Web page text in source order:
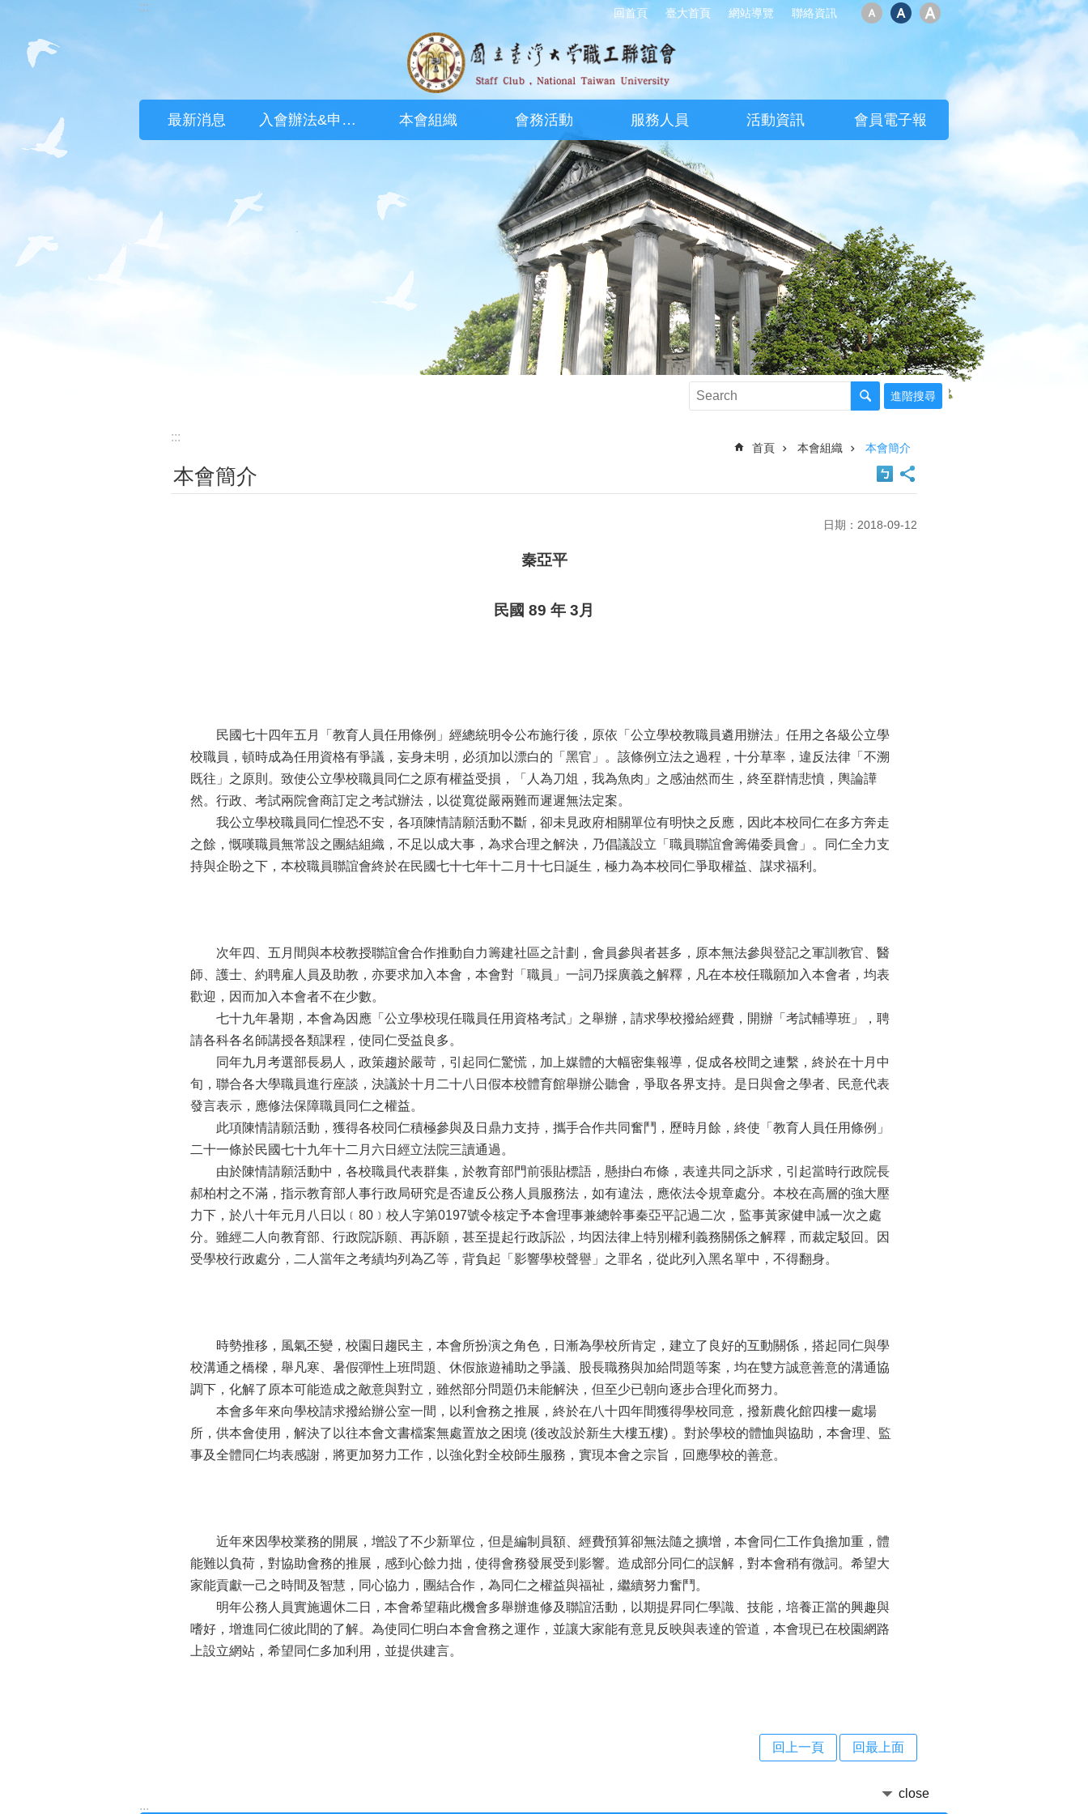
::: 回首頁 臺大首頁 網站導覽 聯絡資訊
最新消息 入會辦法&申請入會 本會組織 會務活動 服務人員 活動資訊 會員電子報
進階搜尋
:::
首頁 本會組織 本會簡介
本會簡介
日期：2018-09-12
秦亞平
民國 89 年 3月
民國七十四年五月「教育人員任用條例」經總統明令公布施行後，原依「公立學校教職員遴用辦法」任用之各級公立學
校職員，頓時成為任用資格有爭議，妄身未明，必須加以漂白的「黑官」。該條例立法之過程，十分草率，違反法律「不溯
既往」之原則。致使公立學校職員同仁之原有權益受損，「人為刀俎，我為魚肉」之感油然而生，終至群情悲憤，輿論譁
然。行政、考試兩院會商訂定之考試辦法，以從寬從嚴兩難而遲遲無法定案。
我公立學校職員同仁惶恐不安，各項陳情請願活動不斷，卻未見政府相關單位有明快之反應，因此本校同仁在多方奔走
之餘，慨嘆職員無常設之團結組織，不足以成大事，為求合理之解決，乃倡議設立「職員聯誼會籌備委員會」。同仁全力支
持與企盼之下，本校職員聯誼會終於在民國七十七年十二月十七日誕生，極力為本校同仁爭取權益、謀求福利。
次年四、五月間與本校教授聯誼會合作推動自力籌建社區之計劃，會員參與者甚多，原本無法參與登記之軍訓教官、醫
師、護士、約聘雇人員及助教，亦要求加入本會，本會對「職員」一詞乃採廣義之解釋，凡在本校任職願加入本會者，均表
歡迎，因而加入本會者不在少數。
七十九年暑期，本會為因應「公立學校現任職員任用資格考試」之舉辦，請求學校撥給經費，開辦「考試輔導班」，聘
請各科各名師講授各類課程，使同仁受益良多。
同年九月考選部長易人，政策趨於嚴苛，引起同仁驚慌，加上媒體的大幅密集報導，促成各校間之連繫，終於在十月中
旬，聯合各大學職員進行座談，決議於十月二十八日假本校體育館舉辦公聽會，爭取各界支持。是日與會之學者、民意代表
發言表示，應修法保障職員同仁之權益。
此項陳情請願活動，獲得各校同仁積極參與及日鼎力支持，攜手合作共同奮鬥，歷時月餘，終使「教育人員任用條例」
二十一條於民國七十九年十二月六日經立法院三讀通過。
由於陳情請願活動中，各校職員代表群集，於教育部門前張貼標語，懸掛白布條，表達共同之訴求，引起當時行政院長
郝柏村之不滿，指示教育部人事行政局研究是否違反公務人員服務法，如有違法，應依法令規章處分。本校在高層的強大壓
力下，於八十年元月八日以﹝80﹞校人字第0197號令核定予本會理事兼總幹事秦亞平記過二次，監事黃家健申誡一次之處
分。雖經二人向教育部、行政院訴願、再訴願，甚至提起行政訴訟，均因法律上特別權利義務關係之解釋，而裁定駁回。因
受學校行政處分，二人當年之考績均列為乙等，背負起「影響學校聲譽」之罪名，從此列入黑名單中，不得翻身。
時勢推移，風氣丕變，校園日趨民主，本會所扮演之角色，日漸為學校所肯定，建立了良好的互動關係，搭起同仁與學
校溝通之橋樑，舉凡寒、暑假彈性上班問題、休假旅遊補助之爭議、股長職務與加給問題等案，均在雙方誠意善意的溝通協
調下，化解了原本可能造成之敵意與對立，雖然部分問題仍未能解決，但至少已朝向逐步合理化而努力。
本會多年來向學校請求撥給辦公室一間，以利會務之推展，終於在八十四年間獲得學校同意，撥新農化館四樓一處場
所，供本會使用，解決了以往本會文書檔案無處置放之困境 (後改設於新生大樓五樓) 。對於學校的體恤與協助，本會理、監
事及全體同仁均表感謝，將更加努力工作，以強化對全校師生服務，實現本會之宗旨，回應學校的善意。
近年來因學校業務的開展，增設了不少新單位，但是編制員額、經費預算卻無法隨之擴增，本會同仁工作負擔加重，體
能難以負荷，對協助會務的推展，感到心餘力拙，使得會務發展受到影響。造成部分同仁的誤解，對本會稍有微詞。希望大
家能貢獻一己之時間及智慧，同心協力，團結合作，為同仁之權益與福祉，繼續努力奮鬥。
明年公務人員實施週休二日，本會希望藉此機會多舉辦進修及聯誼活動，以期提昇同仁學識、技能，培養正當的興趣與
嗜好，增進同仁彼此間的了解。為使同仁明白本會會務之運作，並讓大家能有意見反映與表達的管道，本會現已在校園網路
上設立網站，希望同仁多加利用，並提供建言。
回上一頁 回最上面
close
:::